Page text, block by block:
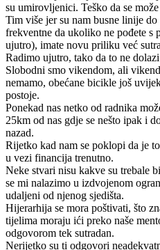
su umirovljenici. Teško da se
Tim više jer su nam busne linije
frekventne da ukoliko ne pođete s
ujutro), imate novu priliku već
Radimo ujutro, tako da to ne
Slobodni smo vikendom, ali
nemamo, obećane bicikle još
postoje.
Ponekad nas netko od radnika
25km od nas gdje se nešto ipak i
nazad.
Rijetko kad nam se poklopi da je
u vezi financija trenutno.
Neke stvari nisu kakve su trebale
se mi nalazimo u izdvojenom
udaljeni od njenog sjedišta.
Hijerarhija se mora poštivati, što
tijelima moraju ići preko naše
odgovorom tek sutradan.
Nerijetko su ti odgovori